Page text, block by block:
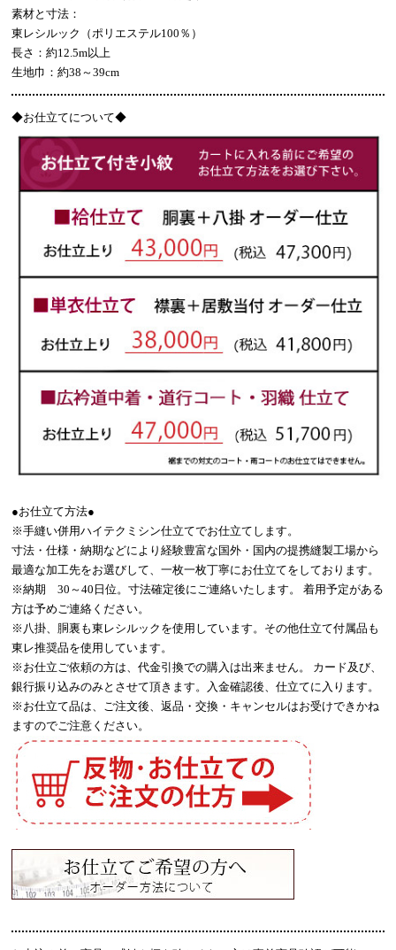
素材と寸法：
東レシルック（ポリエステル100％）
長さ：約12.5m以上
生地巾：約38～39cm
◆お仕立てについて◆
●お仕立て方法●
※手縫い併用ハイテクミシン仕立てでお仕立てします。
寸法・仕様・納期などにより経験豊富な国外・国内の提携縫製工場から
最適な加工先をお選びして、一枚一枚丁寧にお仕立てをしております。
※納期 30～40日位。寸法確定後にご連絡いたします。 着用予定がある
方は予めご連絡ください。
※八掛、胴裏も東レシルックを使用しています。その他仕立て付属品も
東レ推奨品を使用しています。
※お仕立ご依頼の方は、代金引換での購入は出来ません。 カード及び、
銀行振り込みのみとさせて頂きます。入金確認後、仕立てに入ります。
※お仕立て品は、ご注文後、返品・交換・キャンセルはお受けできかね
ますのでご注意ください。